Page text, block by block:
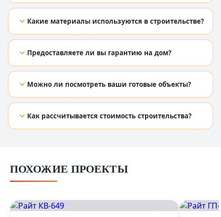
[TODO: добавить ответ из Figma]
Какие материалы используются в строительстве?
[TODO: добавить ответ из Figma]
Предоставляете ли вы гарантию на дом?
[TODO: добавить ответ из Figma]
Можно ли посмотреть ваши готовые объекты?
[TODO: добавить ответ из Figma]
Как рассчитывается стоимость строительства?
ПОХОЖИЕ ПРОЕКТЫ